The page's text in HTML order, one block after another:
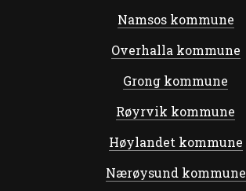
Namsos kommune
Overhalla kommune
Grong kommune
Røyrvik kommune
Høylandet kommune
Nærøysund kommune